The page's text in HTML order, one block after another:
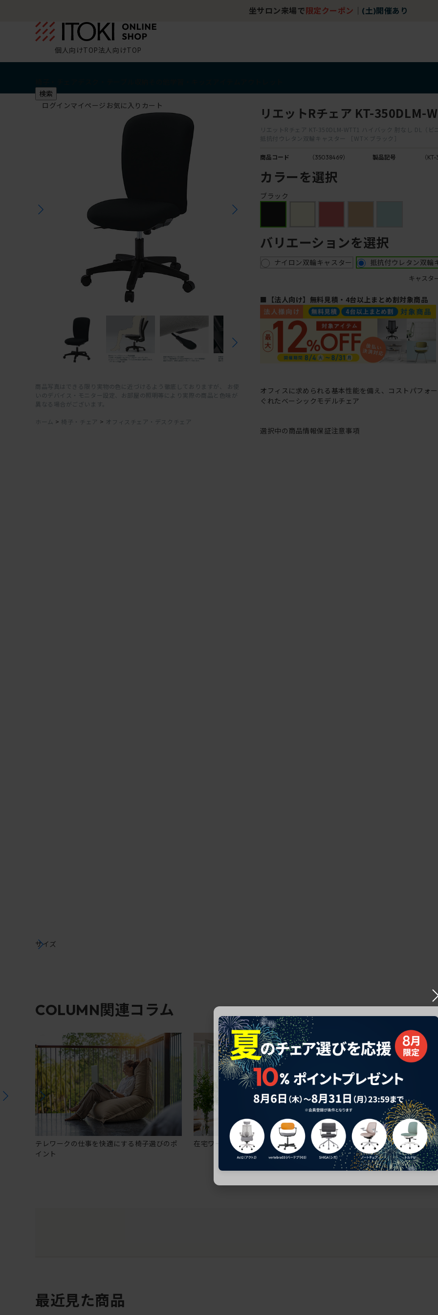
坐サロン来場で 限定クーポン (土)開催あり
個人向けTOP法人向けTOP
検索
ログインマイページ お気に入り カート
商品写真はできる限り実物の色に近づけるよう徹底しておりますが、 お使
いのデバイス・モニター設定、お部屋の照明等により実際の商品と色味が
異なる場合がございます。
ホーム > 椅子・チェア > オフィスチェア・デスクチェア
リエットRチェア KT-350DLM-
リエットRチェア KT-350DLM-WTT1 ハイバック 肘なし DL（ビ
抵抗付ウレタン双輪キャスター ［WT×ブラック］
商品コード （35038469） 製品記号 （
カラーを選択
ブラック
バリエーションを選択
ナイロン双輪キャスター 抵抗付ウレタン双輪
キャスタ
■【法人向け】無料見積・4台以上まとめ割対象商品
オフィスに求められる基本性能を備え、コストパフォ
ぐれたベーシックモデルチェア
選択中の商品情報保証注意事項
サイズ
COLUMN関連コラム
テレワークの仕事を快適にする椅子選びのポ
イント
在宅ワークにおすすめのオフィスチェア5選
椅子に座っているのに疲
疲れにくいチェアの選び方
最近見た商品